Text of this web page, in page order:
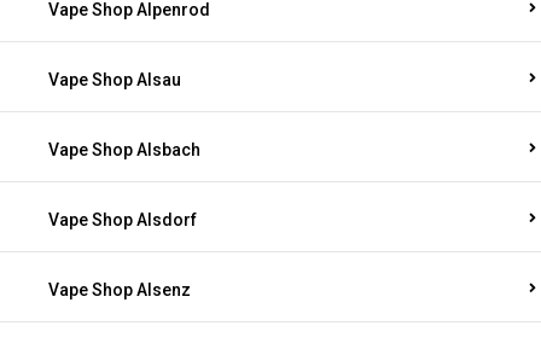
Vape Shop Alpenrod
Vape Shop Alsau
Vape Shop Alsbach
Vape Shop Alsdorf
Vape Shop Alsenz